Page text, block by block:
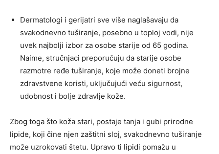
Dermatologi i gerijatri sve više naglašavaju da
svakodnevno tuširanje, posebno u toploj vodi, nije
uvek najbolji izbor za osobe starije od 65 godina.
Naime, stručnjaci preporučuju da starije osobe
razmotre ređe tuširanje, koje može doneti brojne
zdravstvene koristi, uključujući veću sigurnost,
udobnost i bolje zdravlje kože.
Zbog toga što koža stari, postaje tanja i gubi prirodne
lipide, koji čine njen zaštitni sloj, svakodnevno tuširanje
može uzrokovati štetu. Upravo ti lipidi pomažu u